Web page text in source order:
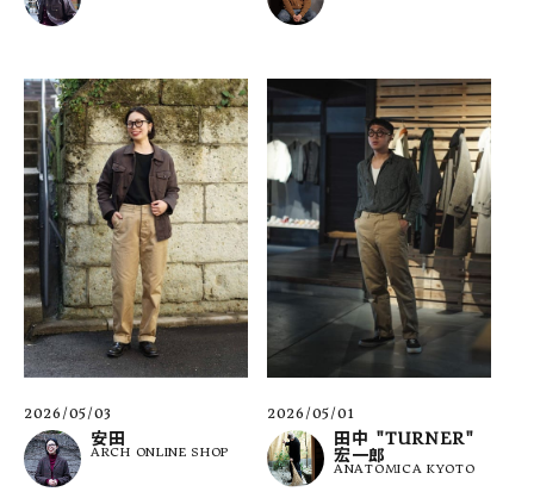
2026/05/03
安田
ARCH ONLINE SHOP
2026/05/01
田中 "TURNER"
宏一郎
ANATOMICA KYOTO